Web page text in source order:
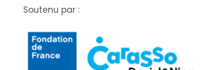
Soutenu par :